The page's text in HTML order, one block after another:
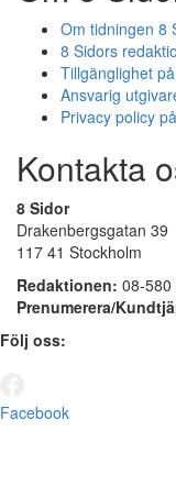
Om tidningen 8
8 Sidors
Tillgänglighet
Ansvarig
Privacy policy
Kontakta
8 Sidor
Drakenbergsgatan 39
117 41 Stockholm
Redaktionen: 08-
Prenumerera/
Följ oss:
Facebook